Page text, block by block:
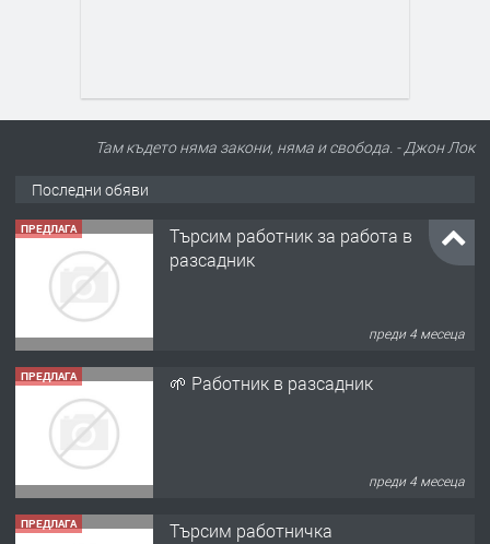
Там където няма закони, няма и свобода. - Джон Лок
Последни обяви
ПРЕДЛАГА 🌱 Работник в разсадник
преди 4 месеца
ПРЕДЛАГА Търсим работничка
преди 10 месеца
ПРЕДЛАГА
Продава употребявани чисти и